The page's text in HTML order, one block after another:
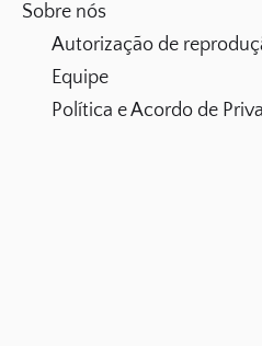
Sobre nós
Autorização de
Equipe
Política e Acordo de